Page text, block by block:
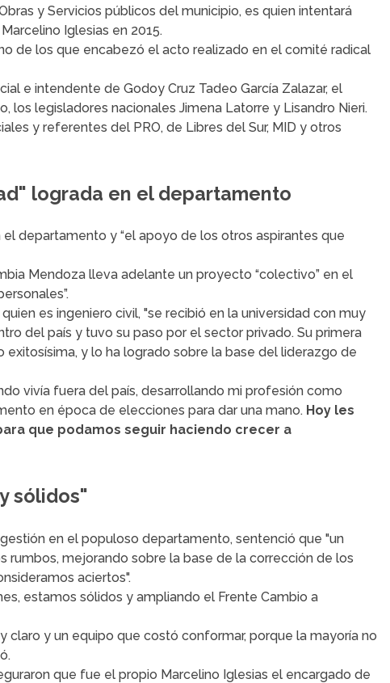
y Servicios públicos del municipio, es quien intentará
Iglesias en 2015.
de los que encabezó el acto realizado en el comité radical
e intendente de Godoy Cruz Tadeo García Zalazar, el
los legisladores nacionales Jimena Latorre y Lisandro Nieri.
y referentes del PRO, de Libres del Sur, MID y otros
lograda en el departamento
el departamento y “el apoyo de los otros aspirantes que
Mendoza lleva adelante un proyecto “colectivo” en el
es ingeniero civil, "se recibió en la universidad con muy
del país y tuvo su paso por el sector privado. Su primera
exitosísima, y lo ha logrado sobre la base del liderazgo de
vivía fuera del país, desarrollando mi profesión como
en época de elecciones para dar una mano. Hoy les
que podamos seguir haciendo crecer a
sólidos"
en el populoso departamento, sentenció que "un
rumbos, mejorando sobre la base de la corrección de los
aciertos".
estamos sólidos y ampliando el Frente Cambio a
claro y un equipo que costó conformar, porque la mayoría no
que fue el propio Marcelino Iglesias el encargado de